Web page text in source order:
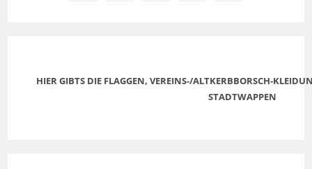
HIER GIBTS DIE FLAGGEN, VEREINS-/ALTKERBBORSCH-
STADTWAPPEN